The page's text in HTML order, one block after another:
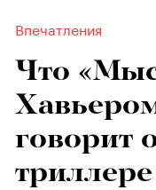
Впечатления
Что «Мыс
говорит
триллере